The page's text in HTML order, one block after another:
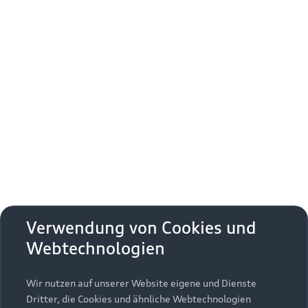
Zurück nach oben
Modelle
Alle Modelle
Kaufen & leasen
Verwendung von Cookies und
Webtechnologien
Wir nutzen auf unserer Website eigene und Dienste
Dritter, die Cookies und ähnliche Webtechnologien